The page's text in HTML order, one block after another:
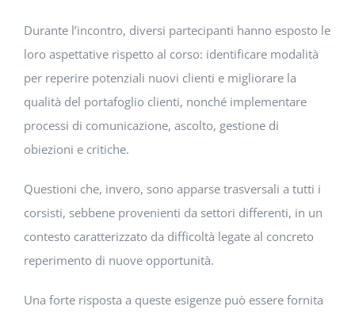
Durante l’incontro, diversi partecipanti hanno esposto le
loro aspettative rispetto al corso: identificare modalità
per reperire potenziali nuovi clienti e migliorare la
qualità del portafoglio clienti, nonché implementare
processi di comunicazione, ascolto, gestione di
obiezioni e critiche.
Questioni che, invero, sono apparse trasversali a tutti i
corsisti, sebbene provenienti da settori differenti, in un
contesto caratterizzato da difficoltà legate al concreto
reperimento di nuove opportunità.
Una forte risposta a queste esigenze può essere fornita